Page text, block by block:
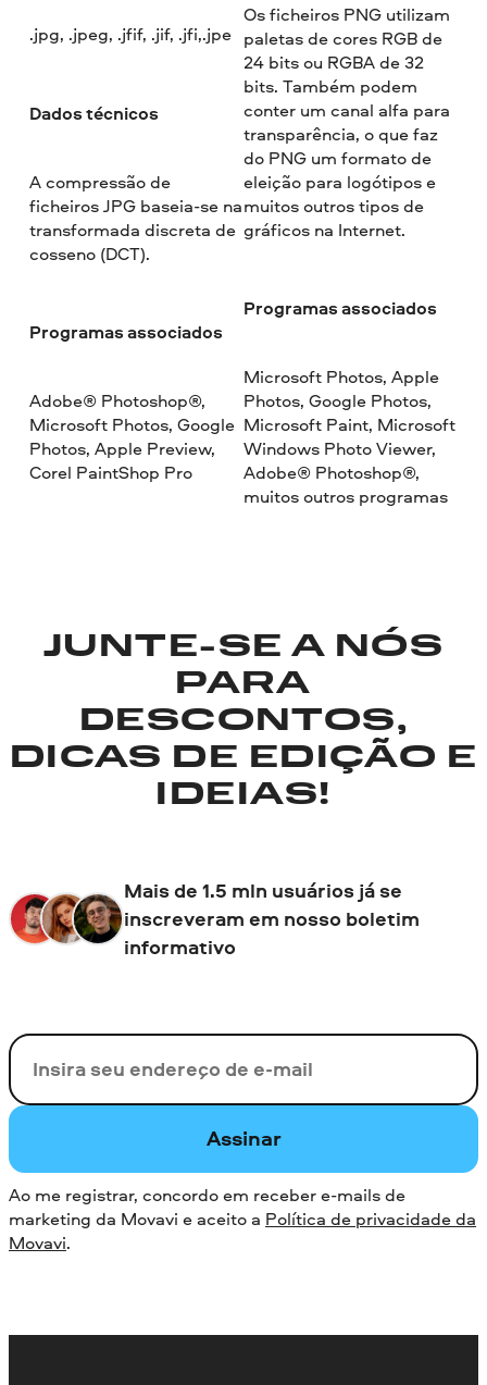
.jpg, .jpeg, .jfif, .jif, .jfi,.jpe
Dados técnicos
A compressão de
ficheiros JPG baseia-se na
transformada discreta de
cosseno (DCT).
Programas associados
Adobe® Photoshop®,
Microsoft Photos, Google
Photos, Apple Preview,
Corel PaintShop Pro
Os ficheiros PNG utilizam
paletas de cores RGB de
24 bits ou RGBA de 32
bits. Também podem
conter um canal alfa para
transparência, o que faz
do PNG um formato de
eleição para logótipos e
muitos outros tipos de
gráficos na Internet.
Programas associados
Microsoft Photos, Apple
Photos, Google Photos,
Microsoft Paint, Microsoft
Windows Photo Viewer,
Adobe® Photoshop®,
muitos outros programas
JUNTE-SE A NÓS
PARA
DESCONTOS,
DICAS DE EDIÇÃO E
IDEIAS!
Mais de 1.5 mln usuários já se
inscreveram em nosso boletim
informativo
Seu e-mail
Assinar
Ao me registrar, concordo em receber e-mails de
marketing da Movavi e aceito a Política de privacidade da
Movavi.